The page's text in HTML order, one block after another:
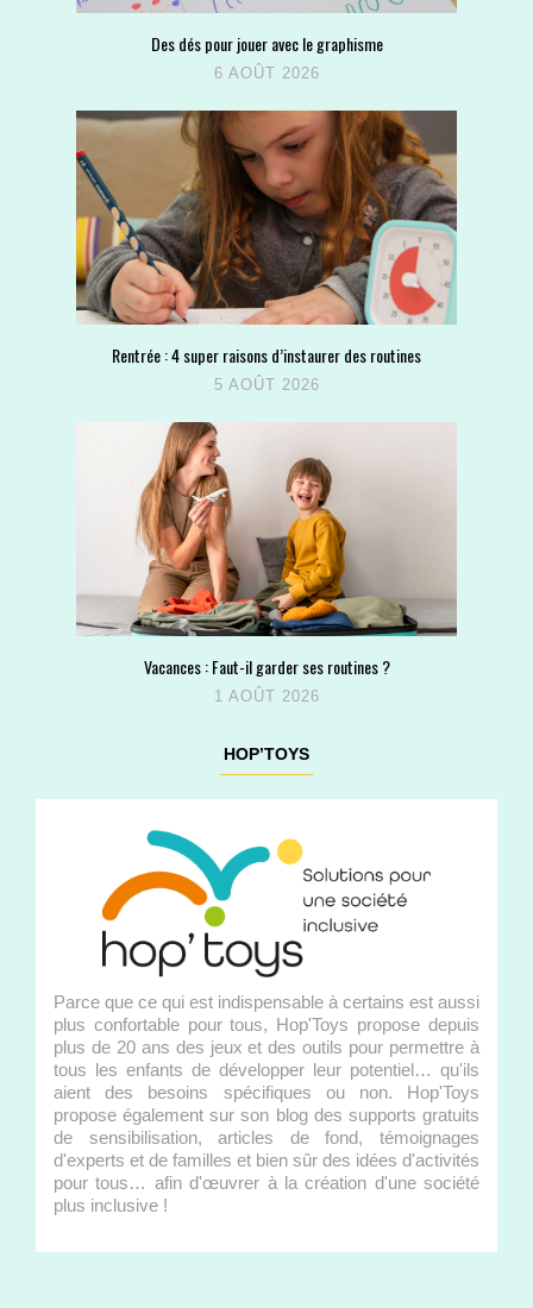
Des dés pour jouer avec le graphisme
6 AOÛT 2026
Rentrée : 4 super raisons d’instaurer des routines
5 AOÛT 2026
Vacances : Faut-il garder ses routines ?
1 AOÛT 2026
HOP’TOYS
Parce que ce qui est indispensable à certains est aussi
plus confortable pour tous, Hop'Toys propose depuis
plus de 20 ans des jeux et des outils pour permettre à
tous les enfants de développer leur potentiel… qu'ils
aient des besoins spécifiques ou non. Hop'Toys
propose également sur son blog des supports gratuits
de sensibilisation, articles de fond, témoignages
d'experts et de familles et bien sûr des idées d'activités
pour tous… afin d'œuvrer à la création d'une société
plus inclusive !